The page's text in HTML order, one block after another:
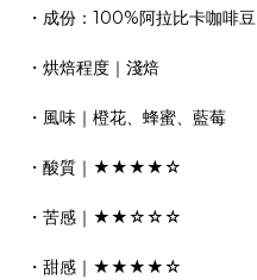
・成份：100%阿拉比卡咖啡豆
・烘焙程度｜淺焙
・風味｜橙花、蜂蜜、藍莓
・酸質｜★★★★☆
・苦感｜★★☆☆☆
・甜感｜★★★★☆